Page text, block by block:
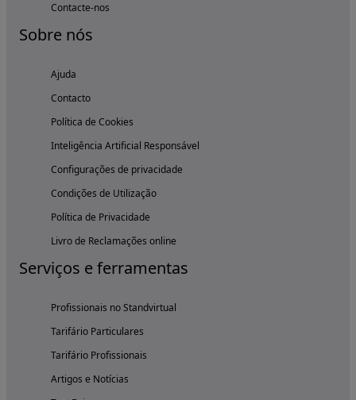
Contacte-nos
Sobre nós
Ajuda
Contacto
Política de Cookies
Inteligência Artificial Responsável
Configurações de privacidade
Condições de Utilização
Política de Privacidade
Livro de Reclamações online
Serviços e ferramentas
Profissionais no Standvirtual
Tarifário Particulares
Tarifário Profissionais
Artigos e Notícias